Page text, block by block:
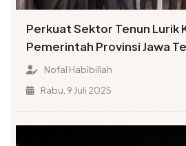
Perkuat Sektor Tenun Lurik
Pemerintah Provinsi Jawa
Mendorong Proses
Nofal Habibillah
Rabu, 9 Juli 2025